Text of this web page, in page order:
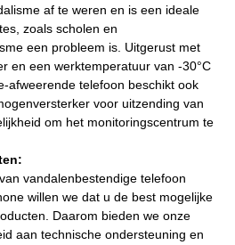
af te weren en is een ideale
zoals scholen en
een probleem is. Uitgerust met
en een werktemperatuur van -30°C
afweerende telefoon beschikt ook
voor uitzending van
om het monitoringscentrum te
vandalenbestendige telefoon
willen we dat u de best mogelijke
Daarom bieden we onze
aan technische ondersteuning en